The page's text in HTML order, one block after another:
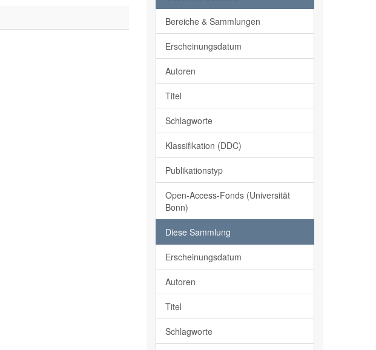
Bereiche & Sammlungen
Erscheinungsdatum
Autoren
Titel
Schlagworte
Klassifikation (DDC)
Publikationstyp
Open-Access-Fonds (Universität
Bonn)
Diese Sammlung
Erscheinungsdatum
Autoren
Titel
Schlagworte